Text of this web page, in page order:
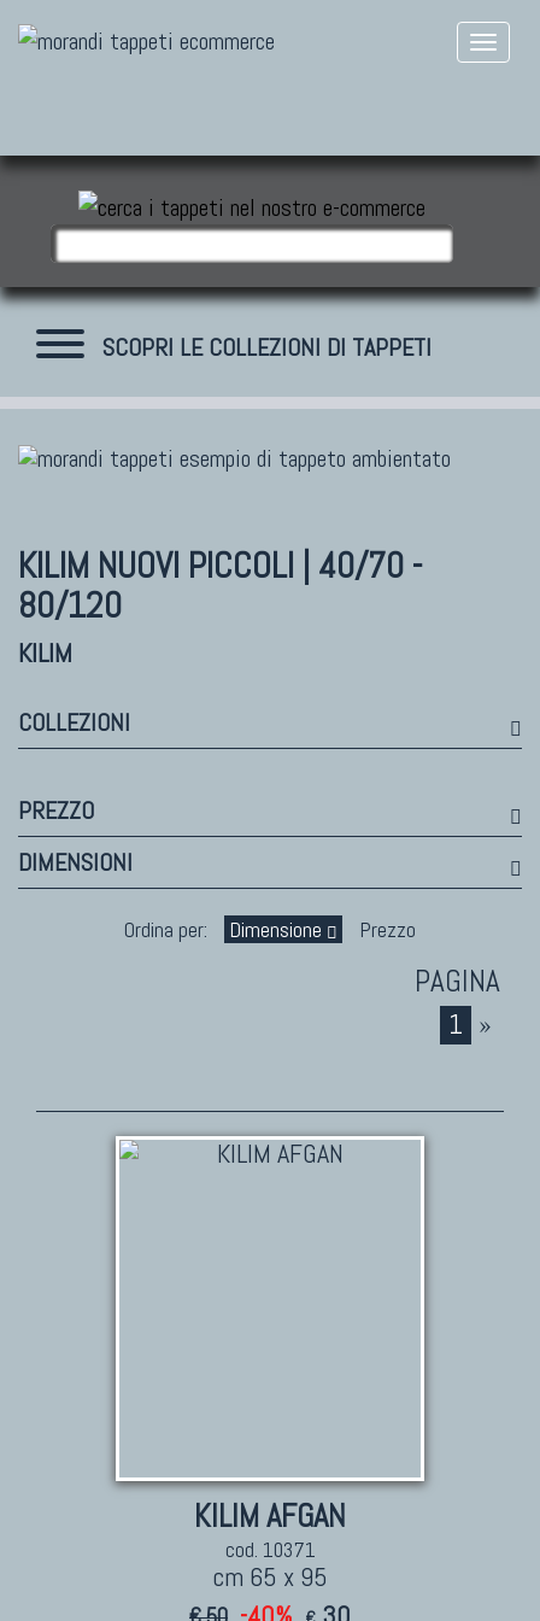
SCOPRI LE COLLEZIONI DI TAPPETI
TAPPETI MODERNI
Himalayan
Bhadohi Moderni
Kala Laie
Reloaded
TAPPETI DI DESIGN D'ARTE
Marco Nereo Rotelli
Daniela Marchetti
Giorgio Palù
TAPPETI PERSIANI
Collezione Peshawar
KILIM NUOVI PICCOLI | 40/70 -
80/120
KILIM
COLLEZIONI
PREZZO
DIMENSIONI
Ordina per: Dimensione Prezzo
1 »
KILIM AFGAN
cod. 10371
cm 65 x 95